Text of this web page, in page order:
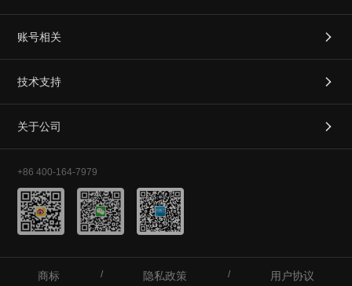
账号相关 
技术支持 
关于公司 
+86 400-164-7979
商标 / 隐私政策 / 用户协议